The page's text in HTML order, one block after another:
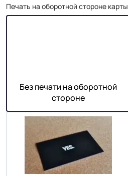
Печать на оборотной стороне карты
Без печати на оборотной
стороне